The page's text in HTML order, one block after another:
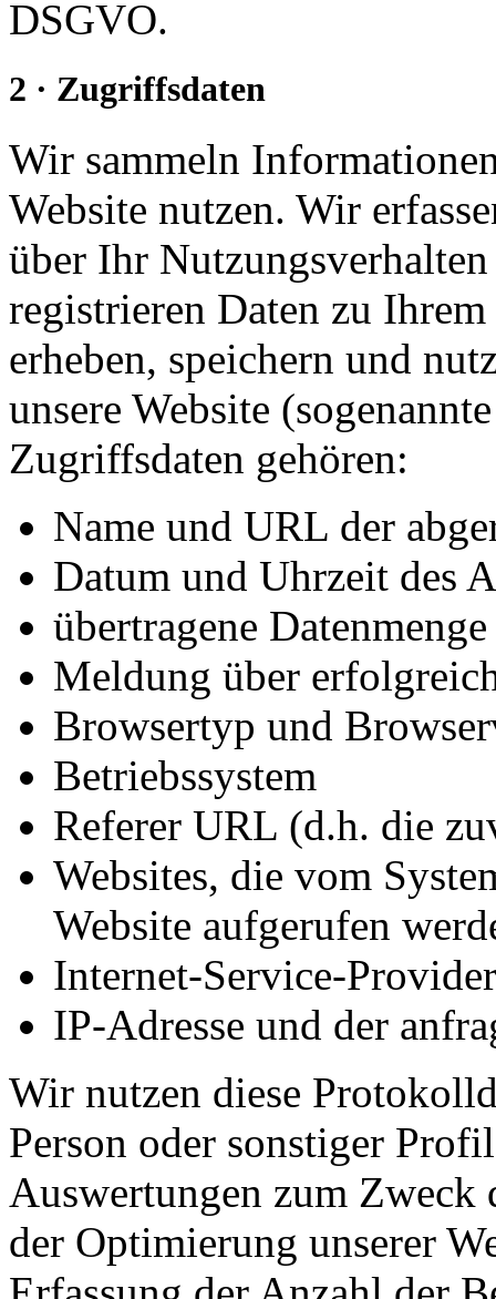
DSGVO.
2 · Zugriffsdaten
Wir sammeln
Website nutzen. Wir
über Ihr
registrieren Daten zu
erheben, speichern und
unsere Website
Zugriffsdaten gehören:
Name und URL der
Datum und Uhrzeit des
übertragene Datenmenge
Meldung über
Browsertyp und
Betriebssystem
Referer URL (d.h. die
Websites, die vom
Website aufgerufen
Internet-Service-
IP-Adresse und der
Wir nutzen diese
Person oder sonstiger
Auswertungen zum Zweck
der Optimierung unserer